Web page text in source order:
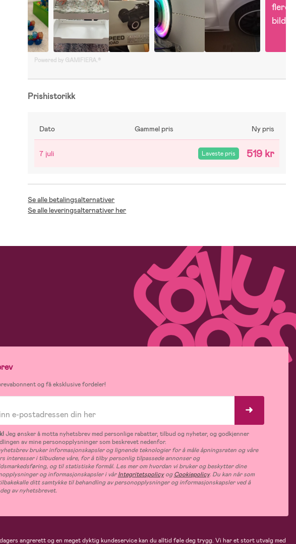
flere
bilder
Powered by GAMIFIERA.®
Prishistorikk
Dato Gammel pris Ny pris
7 juli Laveste pris 519 kr
Se alle betalingsalternativer
Se alle leveringsalternativer her
og få eksklusive fordeler!
Jeg ønsker å motta nyhetsbrev med personlige rabatter, tilbud og nyheter, og godkjenner
av mine personopplysninger som beskrevet nedenfor.
bruker informasjonskapsler og lignende teknologier for å måle åpningsraten og våre
interesser i tilbudene våre, for å tilby personlig tilpassede annonser og
og til statistiske formål. Les mer om hvordan vi bruker og beskytter dine
og informasjonskapsler i vårIntegritetspolicyogCookiepolicy. Du kan når som
ditt samtykke til behandling av personopplysninger og informasjonskapsler ved å
av nyhetsbrevet.
angrerett og en meget dyktig kundeservice kan du alltid føle deg trygg. Vi har et stort utvalg med